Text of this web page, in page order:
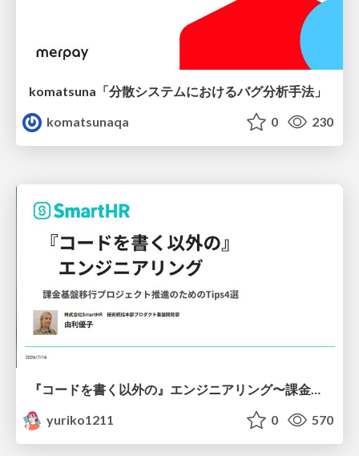
komatsuna「分散システムにおけるバグ分析手法」
komatsunaqa
0 230
『コードを書く以外の』エンジニアリング〜課金基盤移行プロジェクト推進のためのTips4選
yuriko1211
0 570